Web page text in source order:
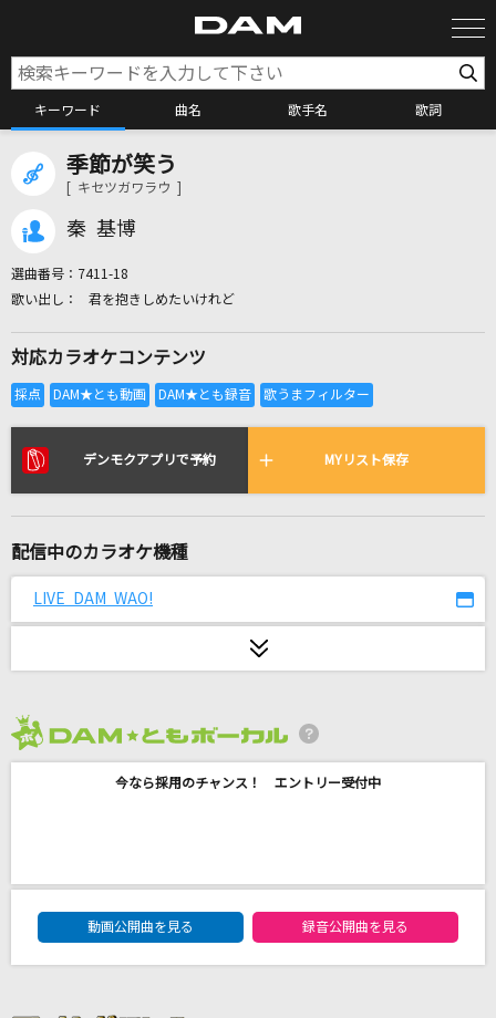
キーワード 曲名 歌手名 歌詞
全国りれき
リアルタイムで歌われている曲の一覧
DREAMS
Jazz with Fizz
季節が笑う
[ キセツガワラウ ]
秦 基博
選曲番号： 7411-18
君を抱きしめたいけれど
対応カラオケコンテンツ
デンモクアプリで予約 MYリスト保存
配信中のカラオケ機種
LIVE DAM WAO!
今なら採用のチャンス！ エントリー受付中
DAM★ともボーカルエントリーランキング
動画公開曲を見る
録音公開曲を見る